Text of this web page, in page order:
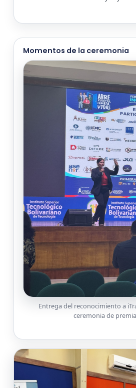
Momentos de la ceremonia
Entrega del reconocimiento a
ceremonia de